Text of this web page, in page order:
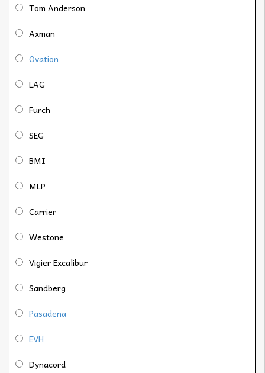
Tom Anderson
Axman
Ovation
LAG
Furch
SEG
BMI
MLP
Carrier
Westone
Vigier Excalibur
Sandberg
Pasadena
EVH
Dynacord